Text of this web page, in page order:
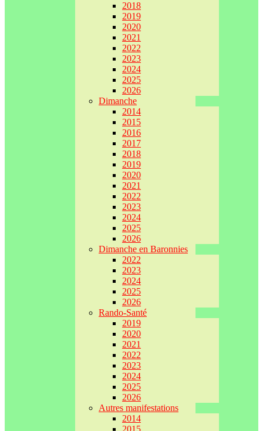
2018
2019
2020
2021
2022
2023
2024
2025
2026
Dimanche
2014
2015
2016
2017
2018
2019
2020
2021
2022
2023
2024
2025
2026
Dimanche en Baronnies
2022
2023
2024
2025
2026
Rando-Santé
2019
2020
2021
2022
2023
2024
2025
2026
Autres manifestations
2014
2015